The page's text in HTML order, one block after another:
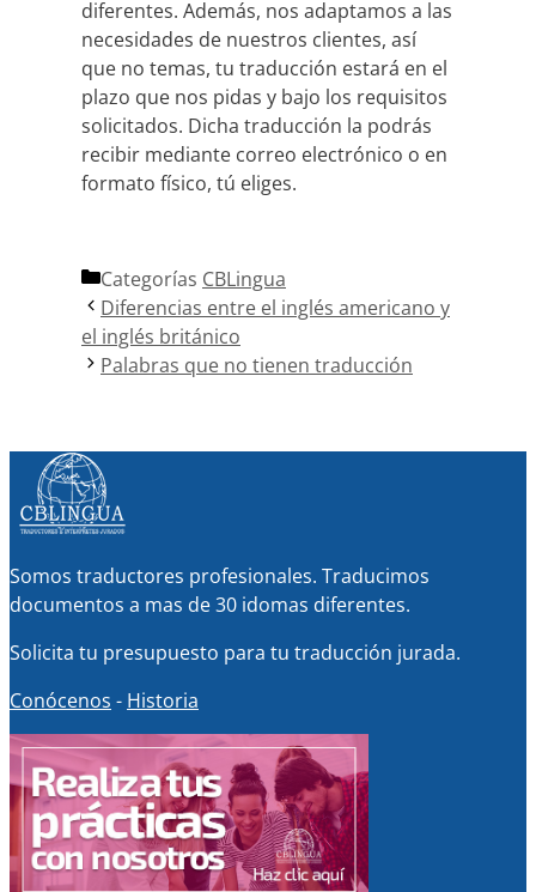
diferentes. Además, nos adaptamos a las
necesidades de nuestros clientes, así
que no temas, tu traducción estará en el
plazo que nos pidas y bajo los requisitos
solicitados. Dicha traducción la podrás
recibir mediante correo electrónico o en
formato físico, tú eliges.
Categorías CBLingua
Diferencias entre el inglés americano y
el inglés británico
Palabras que no tienen traducción
Somos traductores profesionales. Traducimos
documentos a mas de 30 idomas diferentes.
Solicita tu presupuesto para tu traducción jurada.
Conócenos - Historia